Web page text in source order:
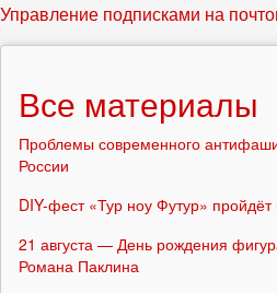
Управление подписками на
Все материалы
Проблемы современного
России
DIY-фест «Тур ноу Футур»
21 августа — День рождения
Романа Паклина